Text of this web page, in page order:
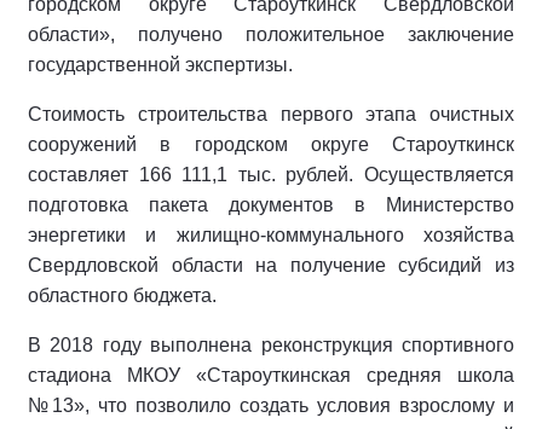
городском округе Староуткинск Свердловской
области», получено положительное заключение
государственной экспертизы.
Стоимость строительства первого этапа очистных
сооружений в городском округе Староуткинск
составляет 166 111,1 тыс. рублей. Осуществляется
подготовка пакета документов в Министерство
энергетики и жилищно-коммунального хозяйства
Свердловской области на получение субсидий из
областного бюджета.
В 2018 году выполнена реконструкция спортивного
стадиона МКОУ «Староуткинская средняя школа
№13», что позволило создать условия взрослому и